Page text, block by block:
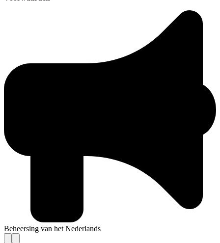
Beheersing van het Nederlands